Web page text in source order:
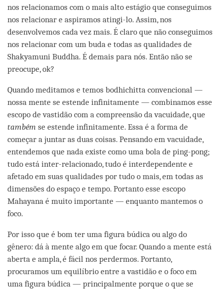
nos relacionamos com o mais alto estágio que conseguimos
nos relacionar e aspiramos atingi-lo. Assim, nos
desenvolvemos cada vez mais. É claro que não conseguimos
nos relacionar com um buda e todas as qualidades de
Shakyamuni Buddha. É demais para nós. Então não se
preocupe, ok?
Quando meditamos e temos bodhichitta convencional —
nossa mente se estende infinitamente — combinamos esse
escopo de vastidão com a compreensão da vacuidade, que
também se estende infinitamente. Essa é a forma de
começar a juntar as duas coisas. Pensando em vacuidade,
entendemos que nada existe como uma bola de ping-pong;
tudo está inter-relacionado, tudo é interdependente e
afetado em suas qualidades por tudo o mais, em todas as
dimensões do espaço e tempo. Portanto esse escopo
Mahayana é muito importante — enquanto mantemos o
foco.
Por isso que é bom ter uma figura búdica ou algo do
gênero: dá à mente algo em que focar. Quando a mente está
aberta e ampla, é fácil nos perdermos. Portanto,
procuramos um equilíbrio entre a vastidão e o foco em
uma figura búdica — principalmente porque o que se